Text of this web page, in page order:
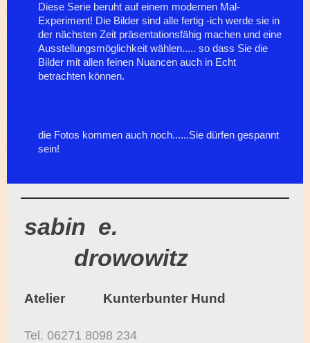
Diese Serie beruht auf einem modernen Mal-
Experiment! Die Bilder sind alle fertig -ich werde sie in
der nächsten Zeit präsentationsfähig machen und eine
Ausstellungsmöglichkeit wählen..... so dass Sie die
Bilder mit allen feinen Nuancen auch in Echt
betrachten können.
die Fotos kommen auch noch......Sie dürfen gespannt
sein!
sabin e.
drowowitz
Atelier Kunterbunter Hund
Tel. 06271 8098 234